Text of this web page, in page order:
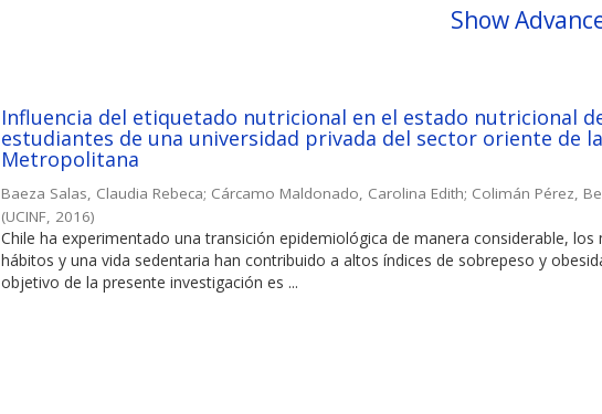
Show
Influencia del etiquetado nutricional en el estado nutricional
estudiantes de una universidad privada del sector oriente de
Metropolitana
Baeza Salas, Claudia Rebeca; Cárcamo Maldonado, Carolina Edith; Colimán Pérez,
(UCINF 2016)
Chile ha experimentado una transición epidemiológica de manera considerable, los
hábitos y una vida sedentaria han contribuido a altos índices de sobrepeso y
objetivo de la presente investigación es ...